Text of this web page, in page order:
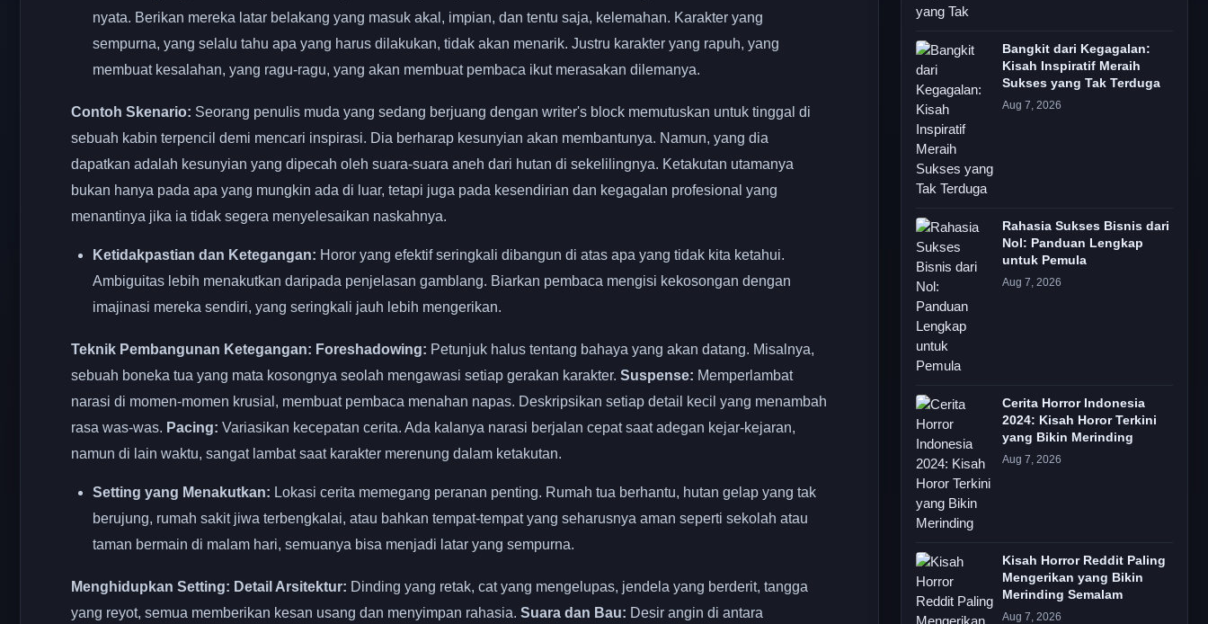
nyata. Berikan mereka latar belakang yang masuk akal, impian, dan tentu saja, kelemahan. Karakter yang
sempurna, yang selalu tahu apa yang harus dilakukan, tidak akan menarik. Justru karakter yang rapuh, yang
membuat kesalahan, yang ragu-ragu, yang akan membuat pembaca ikut merasakan dilemanya.
Contoh Skenario: Seorang penulis muda yang sedang berjuang dengan writer's block memutuskan untuk tinggal di
sebuah kabin terpencil demi mencari inspirasi. Dia berharap kesunyian akan membantunya. Namun, yang dia
dapatkan adalah kesunyian yang dipecah oleh suara-suara aneh dari hutan di sekelilingnya. Ketakutan utamanya
bukan hanya pada apa yang mungkin ada di luar, tetapi juga pada kesendirian dan kegagalan profesional yang
menantinya jika ia tidak segera menyelesaikan naskahnya.
Ketidakpastian dan Ketegangan: Horor yang efektif seringkali dibangun di atas apa yang tidak kita ketahui.
Ambiguitas lebih menakutkan daripada penjelasan gamblang. Biarkan pembaca mengisi kekosongan dengan
imajinasi mereka sendiri, yang seringkali jauh lebih mengerikan.
Teknik Pembangunan Ketegangan: Foreshadowing: Petunjuk halus tentang bahaya yang akan datang. Misalnya,
sebuah boneka tua yang mata kosongnya seolah mengawasi setiap gerakan karakter. Suspense: Memperlambat
narasi di momen-momen krusial, membuat pembaca menahan napas. Deskripsikan setiap detail kecil yang menambah
rasa was-was. Pacing: Variasikan kecepatan cerita. Ada kalanya narasi berjalan cepat saat adegan kejar-kejaran,
namun di lain waktu, sangat lambat saat karakter merenung dalam ketakutan.
Setting yang Menakutkan: Lokasi cerita memegang peranan penting. Rumah tua berhantu, hutan gelap yang tak
berujung, rumah sakit jiwa terbengkalai, atau bahkan tempat-tempat yang seharusnya aman seperti sekolah atau
taman bermain di malam hari, semuanya bisa menjadi latar yang sempurna.
Menghidupkan Setting: Detail Arsitektur: Dinding yang retak, cat yang mengelupas, jendela yang berderit, tangga
yang reyot, semua memberikan kesan usang dan menyimpan rahasia. Suara dan Bau: Desir angin di antara
Bangkit dari Kegagalan:
Kisah Inspiratif Meraih
Sukses yang Tak Terduga
Aug 7, 2026
Rahasia Sukses Bisnis dari
Nol: Panduan Lengkap
untuk Pemula
Aug 7, 2026
Cerita Horror Indonesia
2024: Kisah Horor Terkini
yang Bikin Merinding
Aug 7, 2026
Kisah Horror Reddit Paling
Mengerikan yang Bikin
Merinding Semalam
Aug 7, 2026